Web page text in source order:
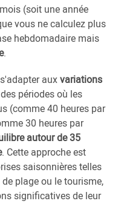
(soit une année
vous ne calculez plus
hebdomadaire mais
.
auxvariations
périodes où les
(comme 40 heures par
30 heures par
autour de 35
. Cette approche est
saisonnières telles
plage ou le tourisme,
significatives de leur